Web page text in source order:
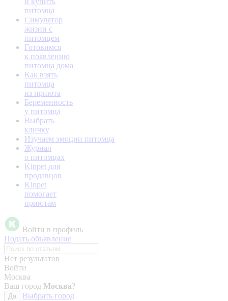
питомца
Симулятор
жизни с
питомцем
Готовимся
к появлению
питомца дома
Как взять
питомца
из приюта
Беременность
у питомца
Выбрать
кличку
Изучаем эмоции питомца
Журнал
о питомцах
Kinpet для
продавцов
Kinpet
помогает
приютам
Войти в профиль
Подать объявление
Нет результатов
Войти
Москва
Ваш город Москва?
Да
Выбрать город